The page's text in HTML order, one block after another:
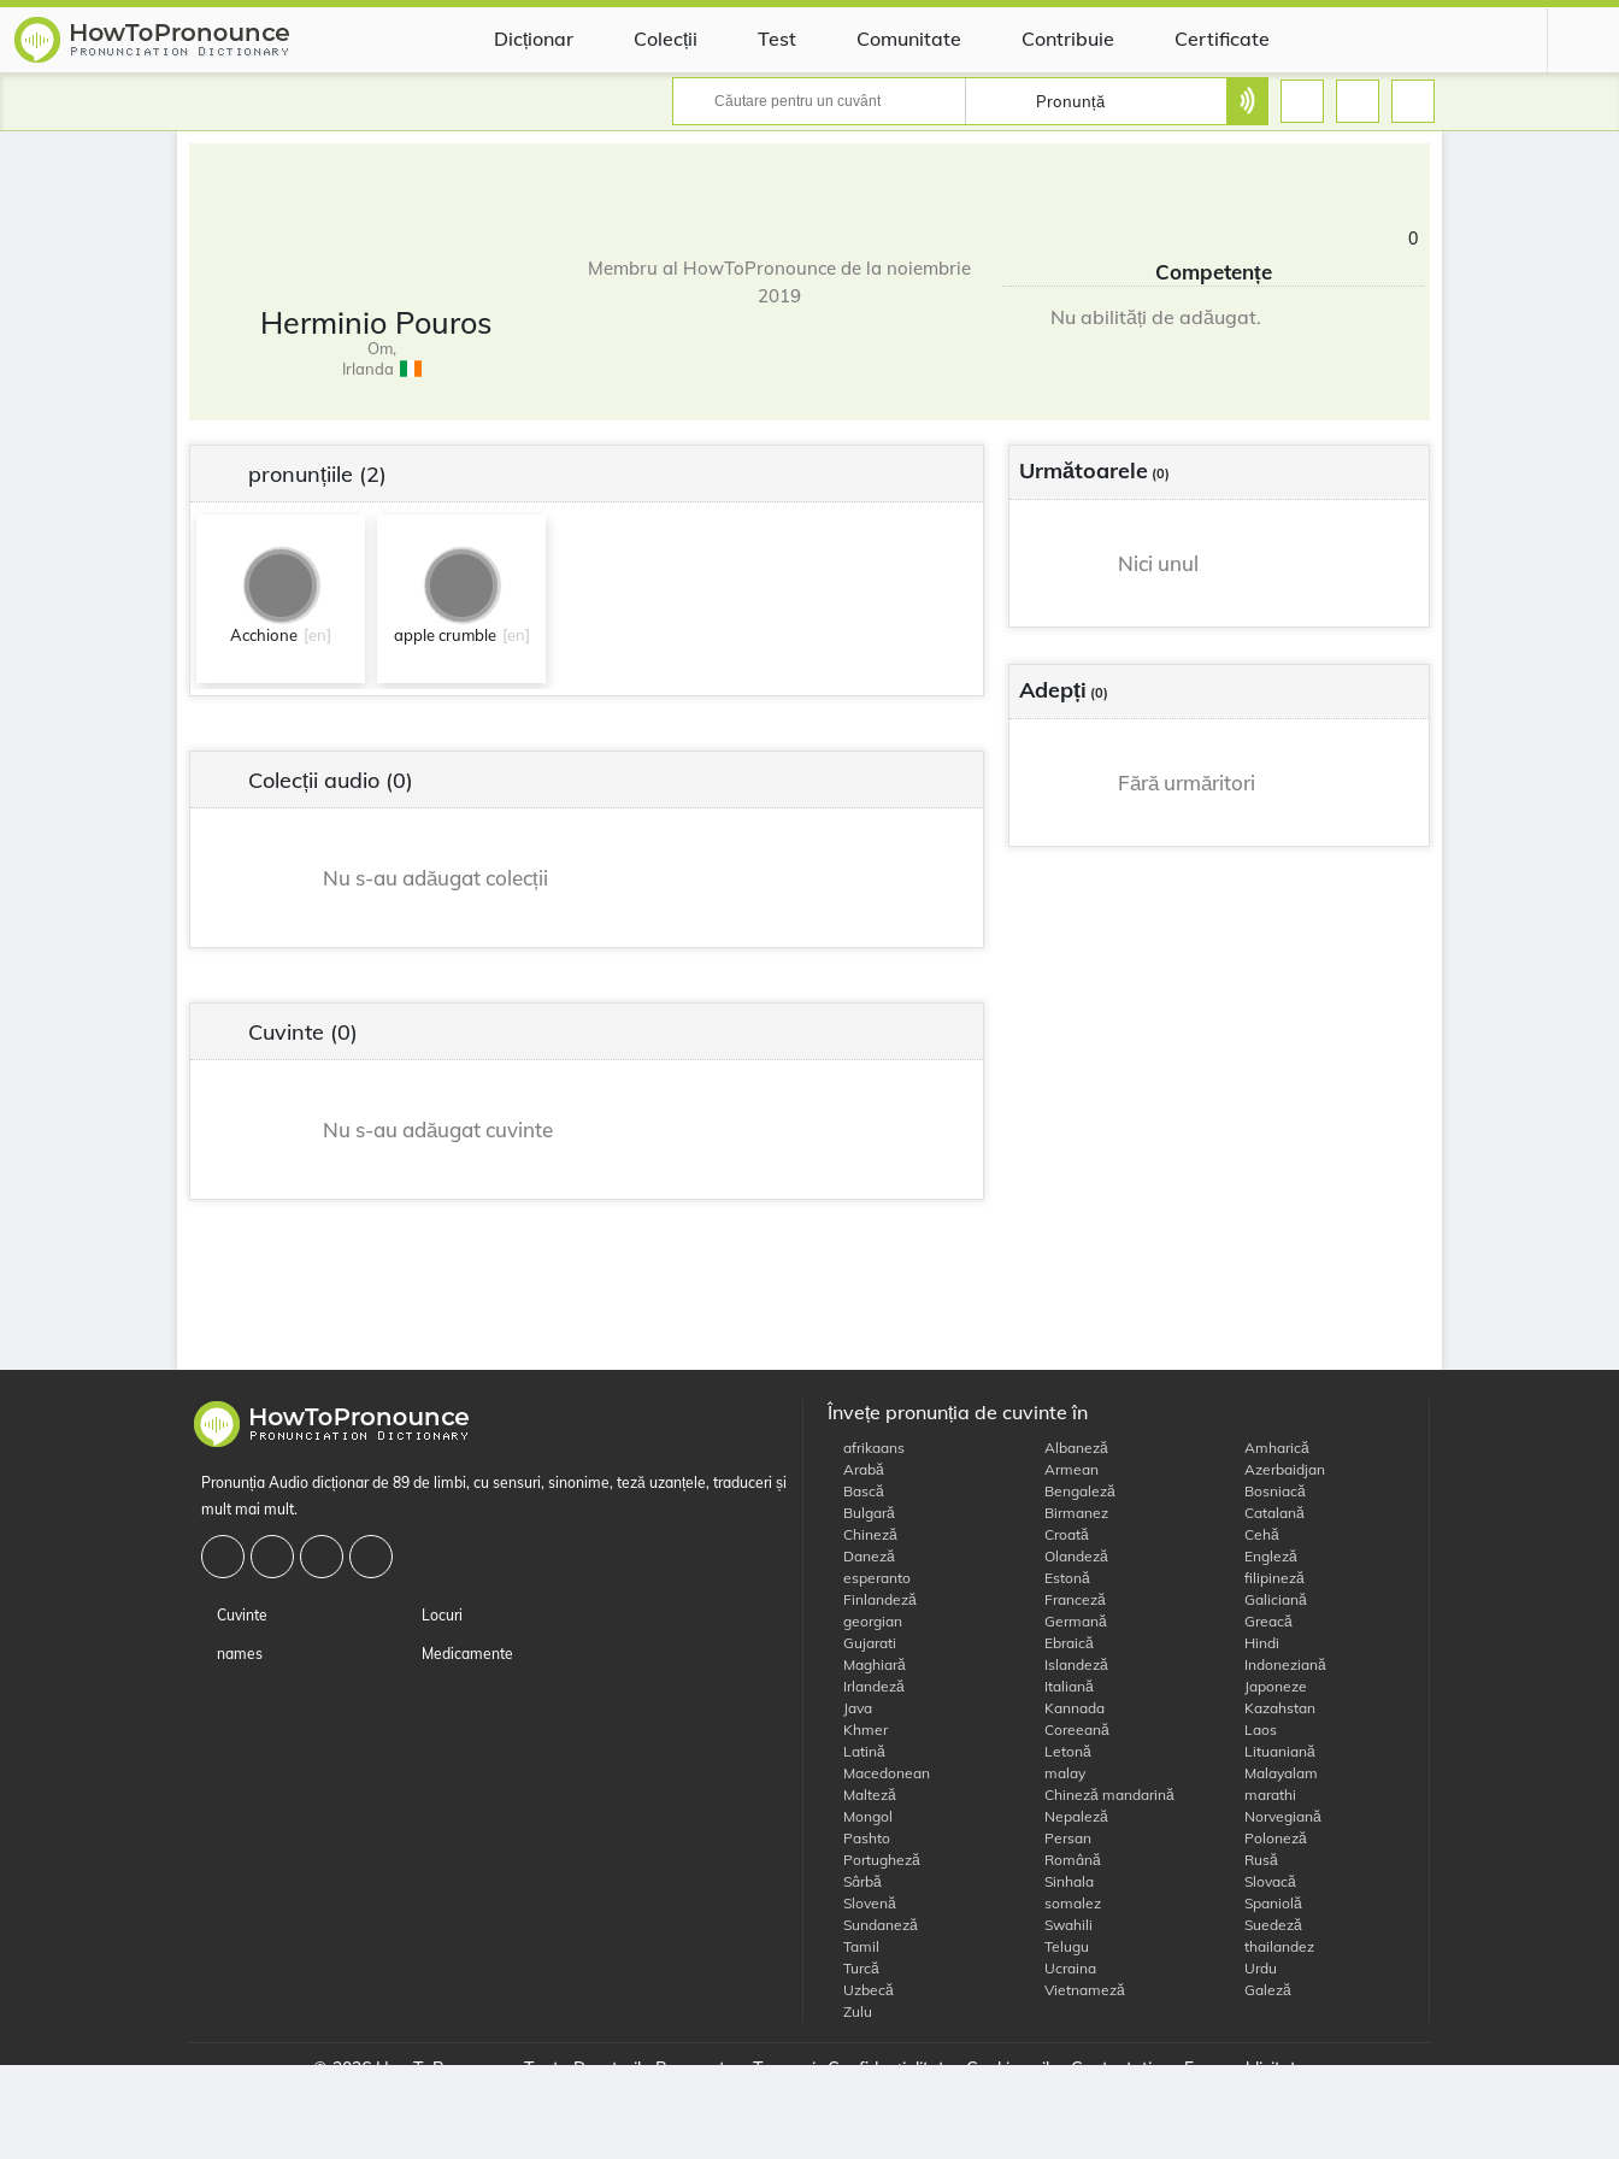
Dicționar Colecții Test Comunitate Contribuie Certificate
Pronunță
Herminio Pouros
Om,
Irlanda
Membru al HowToPronounce de la noiembrie
2019
0
Competențe
Nu abilități de adăugat.
pronunțiile (2)
Acchione [en] apple crumble [en]
Colecții audio (0)
Nu s-au adăugat colecții
Cuvinte (0)
Nu s-au adăugat cuvinte
Următoarele (0)
Nici unul
Adepți (0)
Fără urmăritori
Pronunția Audio dicționar de 89 de limbi, cu sensuri, sinonime, teză uzanțele, traduceri și
mult mai mult.
Cuvinte
names
Locuri
Medicamente
Învețe pronunția de cuvinte în
afrikaans Albaneză
Amharică
Arabă
Armean
Azerbaidjan
Bască
Bengaleză
Bosniacă
Bulgară
Birmanez
Catalană
Chineză
Croată
Cehă
Daneză
Olandeză
Engleză
esperanto
Estonă
filipineză
Finlandeză
Franceză
Galiciană
georgian
Germană
Greacă
Gujarati
Ebraică
Hindi
Maghiară
Islandeză
Indoneziană
Irlandeză
Italiană
Japoneze
Java
Kannada
Kazahstan
Khmer
Coreeană
Laos
Latină
Letonă
Lituaniană
Macedonean
malay
Malayalam
Malteză
Chineză mandarină
marathi
Mongol
Nepaleză
Norvegiană
Pashto
Persan
Poloneză
Portugheză
Română
Rusă
Sârbă
Sinhala
Slovacă
Slovenă
somalez
Spaniolă
Sundaneză
Swahili
Suedeză
Tamil
Telugu
thailandez
Turcă
Ucraina
Urdu
Uzbecă
Vietnameză
Galeză
Zulu
© 2026 HowToPronounce. Toate Drepturile Rezervate Termeni Confidențialitate Cookie-urile Contactati-ne Face publicitate